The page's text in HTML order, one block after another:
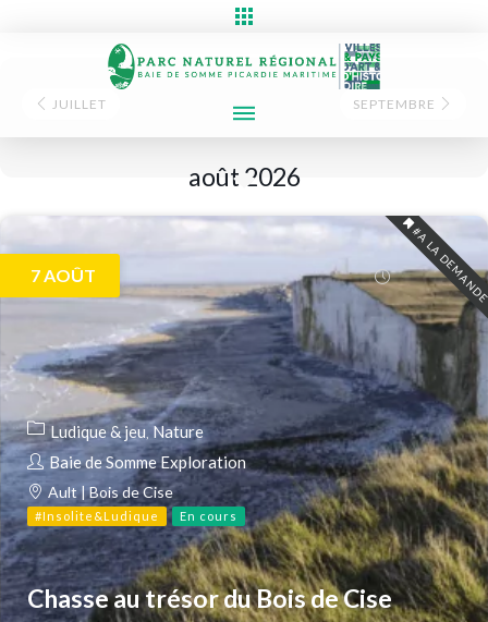
JUILLET
août 2026
SEPTEMBRE
#A LA
7 AOÛT
Ludique & jeu Nature
Baie de Somme Exploration
Ault | Bois de Cise
#Insolite&Ludique En cours
Chasse au trésor du Bois de Cise